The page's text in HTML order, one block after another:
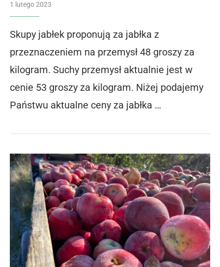
1 lutego 2023
Skupy jabłek proponują za jabłka z
przeznaczeniem na przemysł 48 groszy za
kilogram. Suchy przemysł aktualnie jest w
cenie 53 groszy za kilogram. Niżej podajemy
Państwu aktualne ceny za jabłka …